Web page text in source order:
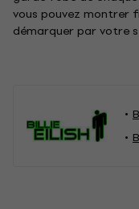
vous pouvez montrer
démarquer par votre